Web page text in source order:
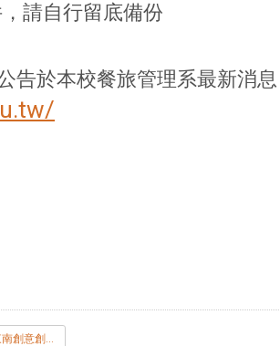
請自行留底備份
告於本校餐旅管理系最新消息
2026_禮悅東南創意創業烘焙伴手禮競賽.doc